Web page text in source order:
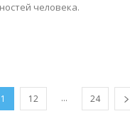
человека.
12 … 24